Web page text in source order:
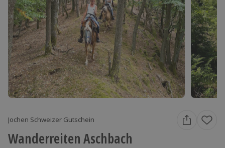
Jochen Schweizer Gutschein
Wanderreiten Aschbach